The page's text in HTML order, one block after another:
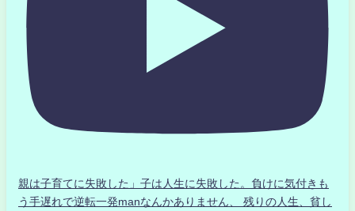
親は子育てに失敗した」子は人生に失敗した。負けに気付きも
う手遅れで逆転一発manなんかありません、 残りの人生、貧し